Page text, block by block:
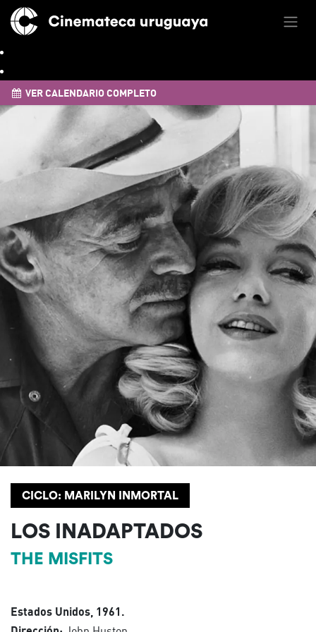
VER CALENDARIO COMPLETO
CICLO: MARILYN INMORTAL
LOS INADAPTADOS
THE MISFITS
Estados Unidos, 1961.